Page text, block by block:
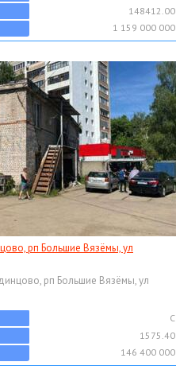
148412.00
1 159 000 000
рп Большие Вязёмы, ул
рп Большие Вязёмы, ул
C
1575.40
146 400 000